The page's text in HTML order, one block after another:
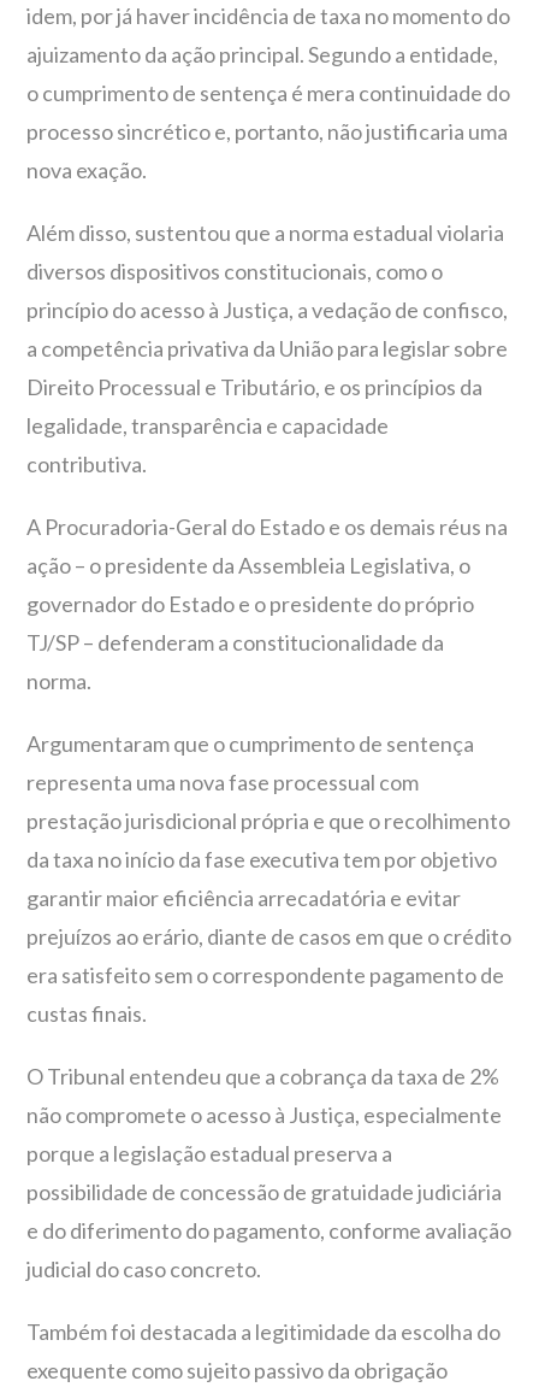
idem, por já haver incidência de taxa no momento do
ajuizamento da ação principal. Segundo a entidade,
o cumprimento de sentença é mera continuidade do
processo sincrético e, portanto, não justificaria uma
nova exação.
Além disso, sustentou que a norma estadual violaria
diversos dispositivos constitucionais, como o
princípio do acesso à Justiça, a vedação de confisco,
a competência privativa da União para legislar sobre
Direito Processual e Tributário, e os princípios da
legalidade, transparência e capacidade
contributiva.
A Procuradoria-Geral do Estado e os demais réus na
ação – o presidente da Assembleia Legislativa, o
governador do Estado e o presidente do próprio
TJ/SP – defenderam a constitucionalidade da
norma.
Argumentaram que o cumprimento de sentença
representa uma nova fase processual com
prestação jurisdicional própria e que o recolhimento
da taxa no início da fase executiva tem por objetivo
garantir maior eficiência arrecadatória e evitar
prejuízos ao erário, diante de casos em que o crédito
era satisfeito sem o correspondente pagamento de
custas finais.
O Tribunal entendeu que a cobrança da taxa de 2%
não compromete o acesso à Justiça, especialmente
porque a legislação estadual preserva a
possibilidade de concessão de gratuidade judiciária
e do diferimento do pagamento, conforme avaliação
judicial do caso concreto.
Também foi destacada a legitimidade da escolha do
exequente como sujeito passivo da obrigação